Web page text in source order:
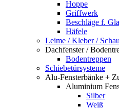
Hoppe
Griffwerk
Beschläge f.
Häfele
Leime / Kleber /
Dachfenster /
Bodentreppen
Schiebetürsysteme
Alu-Fensterbänke +
Aluminium
Silber
Weiß